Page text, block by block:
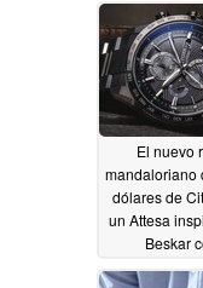
El nuevo
mandaloriano
dólares de
un Attesa
Beskar